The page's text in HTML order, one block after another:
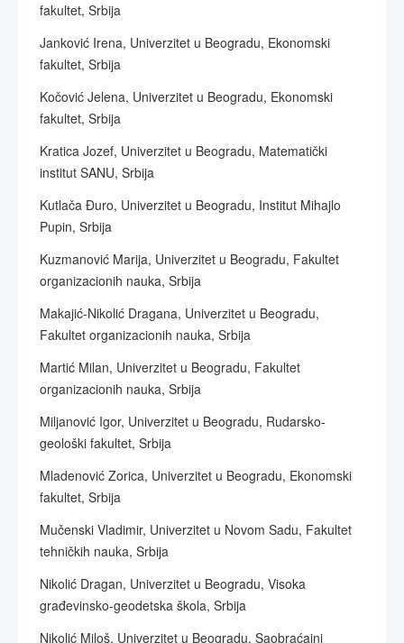
fakultet, Srbija
Janković Irena, Univerzitet u Beogradu, Ekonomski
fakultet, Srbija
Kočović Jelena, Univerzitet u Beogradu, Ekonomski
fakultet, Srbija
Kratica Jozef, Univerzitet u Beogradu, Matematički
institut SANU, Srbija
Kutlača Đuro, Univerzitet u Beogradu, Institut Mihajlo
Pupin, Srbija
Kuzmanović Marija, Univerzitet u Beogradu, Fakultet
organizacionih nauka, Srbija
Makajić-Nikolić Dragana, Univerzitet u Beogradu,
Fakultet organizacionih nauka, Srbija
Martić Milan, Univerzitet u Beogradu, Fakultet
organizacionih nauka, Srbija
Miljanović Igor, Univerzitet u Beogradu, Rudarsko-
geološki fakultet, Srbija
Mladenović Zorica, Univerzitet u Beogradu, Ekonomski
fakultet, Srbija
Mučenski Vladimir, Univerzitet u Novom Sadu, Fakultet
tehničkih nauka, Srbija
Nikolić Dragan, Univerzitet u Beogradu, Visoka
građevinsko-geodetska škola, Srbija
Nikolić Miloš, Univerzitet u Beogradu, Saobraćajni